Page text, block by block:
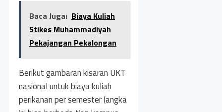
Baca Juga: Biaya Kuliah
Stikes Muhammadiyah
Pekajangan Pekalongan
Berikut gambaran kisaran UKT
nasional untuk biaya kuliah
perikanan per semester (angka